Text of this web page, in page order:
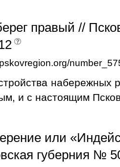
правый //
набережных
и с настоящим
или
губерния №